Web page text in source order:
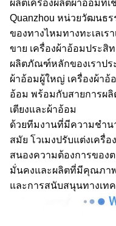
ผลิตเครื่องผลิตผ้าอ้อมที่
Quanzhou หน่วยวัฒนธร
ของทางไหมทางทะเลเ
ขาย เครื่องผ้าอ้อมประสิ
ผลิตภัณฑ์หลักของเราปร
ผ้าอ้อมผู้ใหญ่ เครื่องผ้าอ้
อ้อม พร้อมกับสายการผลิ
เตียงและผ้าอ้อม
ด้วยทีมงานที่มีความชํา
สมัย โวเมงปรับแต่งเครื่
สนองความต้องการของ
มั่นคงและผลิตที่มีคุณภา
และการสนับสนุนทางเ